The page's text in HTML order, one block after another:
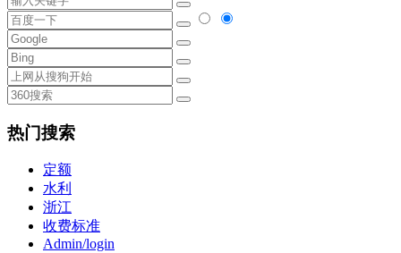
热门搜索
定额
水利
浙江
收费标准
Admin/login